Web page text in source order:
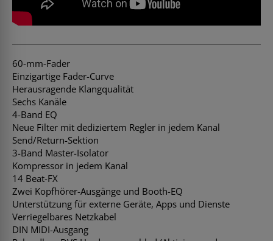
60-mm-Fader
Einzigartige Fader-Curve
Herausragende Klangqualität
Sechs Kanäle
4-Band EQ
Neue Filter mit dediziertem Regler in jedem Kanal
Send/Return-Sektion
3-Band Master-Isolator
Kompressor in jedem Kanal
14 Beat-FX
Zwei Kopfhörer-Ausgänge und Booth-EQ
Unterstützung für externe Geräte, Apps und Dienste
Verriegelbares Netzkabel
DIN MIDI-Ausgang